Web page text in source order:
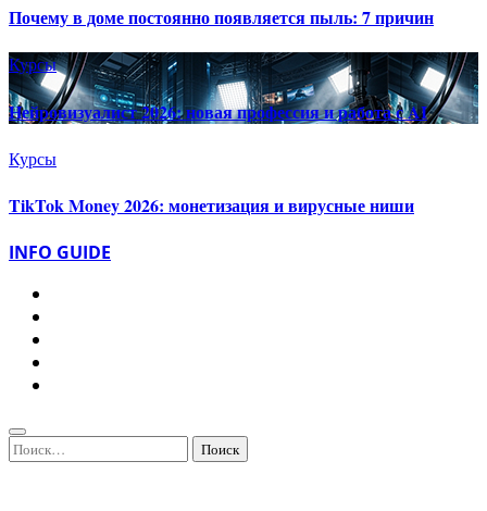
Почему в доме постоянно появляется пыль: 7 причин
Курсы
Нейровизуалист 2026: новая профессия и работа с AI
Курсы
TikTok Money 2026: монетизация и вирусные ниши
INFO GUIDE
Найти: